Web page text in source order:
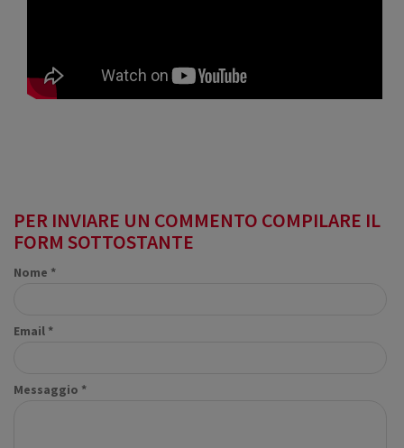
PER INVIARE UN COMMENTO COMPILARE IL
FORM SOTTOSTANTE
Nome *
Email *
Messaggio *